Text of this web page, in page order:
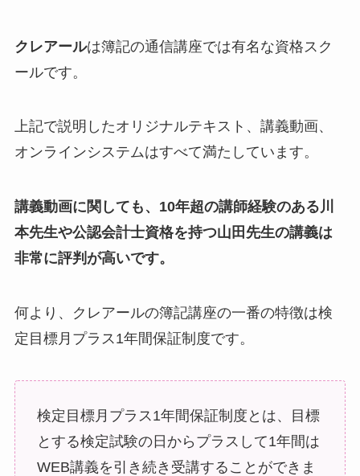
クレアールは簿記の通信講座では有名な資格スク
ールです。
上記で説明したオリジナルテキスト、講義動画、
オンラインシステムはすべて満たしています。
講義動画に関しても、10年超の講師経験のある川
本先生や公認会計士資格を持つ山田先生の講義は
非常に評判が高いです。
何より、クレアールの簿記講座の一番の特徴は検
定目標月プラス1年間保証制度です。
検定目標月プラス1年間保証制度とは、目標
とする検定試験の日からプラスして1年間は
WEB講義を引き続き受講することができま